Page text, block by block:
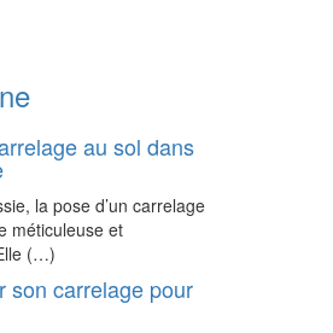
au sol dans
la pose d’un carrelage
méticuleuse et
(…)
son carrelage pour